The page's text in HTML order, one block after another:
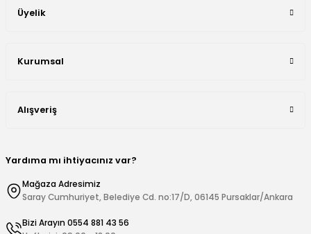
Üyelik
Kurumsal
Alışveriş
Yardıma mı ihtiyacınız var?
Mağaza Adresimiz
Saray Cumhuriyet, Belediye Cd. no:17/D, 06145 Pursaklar/Ankara
Bizi Arayın 0554 881 43 56